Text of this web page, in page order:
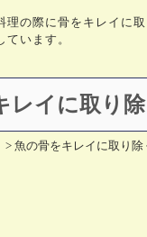
理の際に骨をキレイに
ています。
レイに取り
> 魚の骨をキレイに取り除